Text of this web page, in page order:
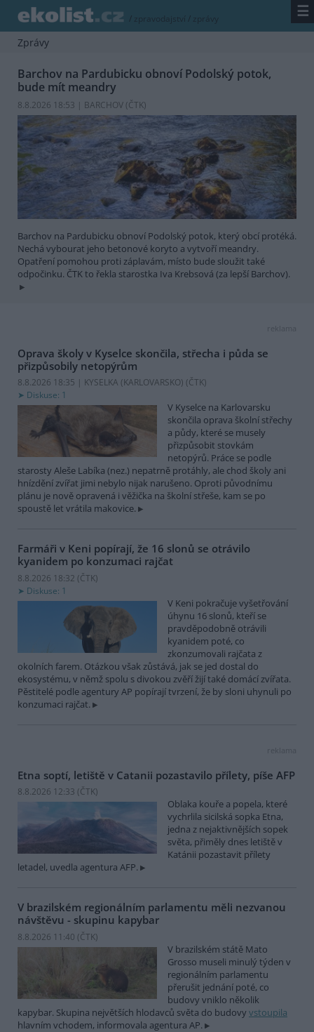
/ zpravodajství / zprávy ☰
Zprávy
Barchov na Pardubicku obnoví Podolský potok,
bude mít meandry
8.8.2026 18:53 | BARCHOV (ČTK)
Barchov na Pardubicku obnoví Podolský potok, který obcí protéká.
Nechá vybourat jeho betonové koryto a vytvoří meandry.
Opatření pomohou proti záplavám, místo bude sloužit také
odpočinku. ČTK to řekla starostka Iva Krebsová (za lepší Barchov).
reklama
Oprava školy v Kyselce skončila, střecha i půda se
přizpůsobily netopýrům
8.8.2026 18:35 | KYSELKA (KARLOVARSKO) (ČTK)
Diskuse: 1
V Kyselce na Karlovarsku
skončila oprava školní střechy
a půdy, které se musely
přizpůsobit stovkám
netopýrů. Práce se podle
starosty Aleše Labíka (nez.) nepatrně protáhly, ale chod školy ani
hnízdění zvířat jimi nebylo nijak narušeno. Oproti původnímu
plánu je nově opravená i věžička na školní střeše, kam se po
spoustě let vrátila makovice.
Farmáři v Keni popírají, že 16 slonů se otrávilo
kyanidem po konzumaci rajčat
8.8.2026 18:32 (ČTK)
Diskuse: 1
V Keni pokračuje vyšetřování
úhynu 16 slonů, kteří se
pravděpodobně otrávili
kyanidem poté, co
zkonzumovali rajčata z
okolních farem. Otázkou však zůstává, jak se jed dostal do
ekosystému, v němž spolu s divokou zvěří žijí také domácí zvířata.
Pěstitelé podle agentury AP popírají tvrzení, že by sloni uhynuli po
konzumaci rajčat.
reklama
Etna soptí, letiště v Catanii pozastavilo přílety, píše AFP
8.8.2026 12:33 (ČTK)
Oblaka kouře a popela, které
vychrlila sicilská sopka Etna,
jedna z nejaktivnějších sopek
světa, přiměly dnes letiště v
Katánii pozastavit přílety
letadel, uvedla agentura AFP.
V brazilském regionálním parlamentu měli nezvanou
návštěvu - skupinu kapybar
8.8.2026 11:40 (ČTK)
V brazilském státě Mato
Grosso museli minulý týden v
regionálním parlamentu
přerušit jednání poté, co
budovy vniklo několik
kapybar. Skupina největších hlodavců světa do budovy vstoupila
hlavním vchodem, informovala agentura AP.